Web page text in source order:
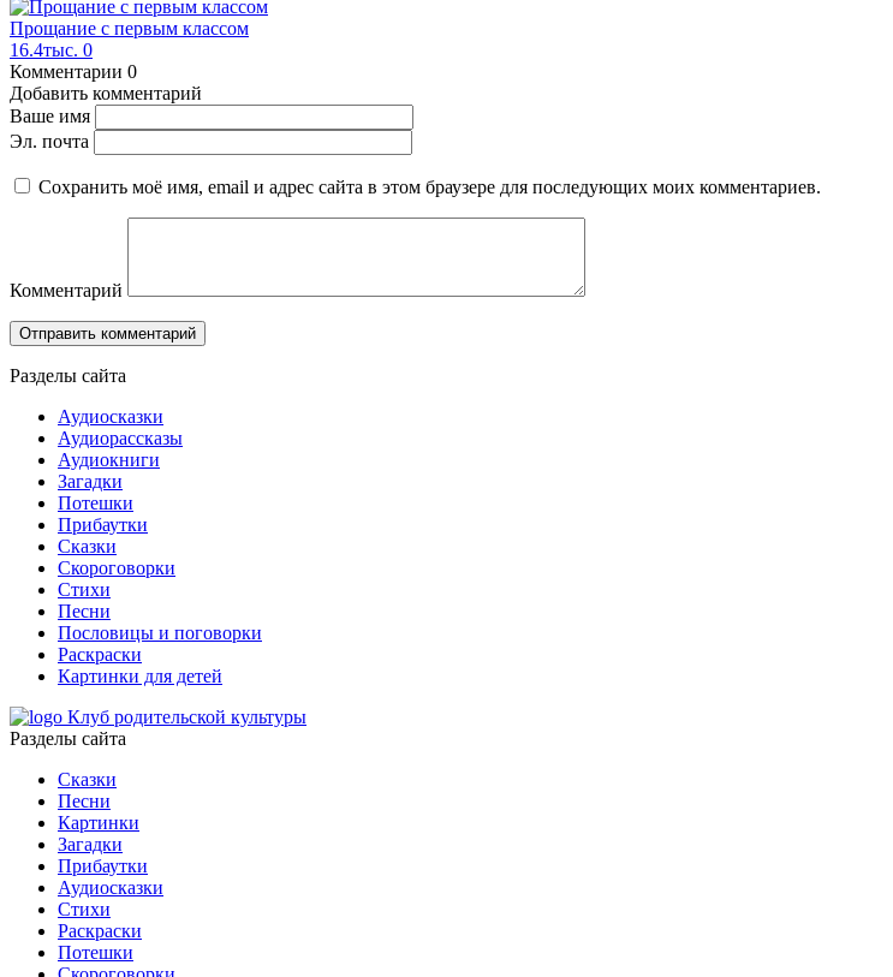
Прощание с первым классом
16.4тыс. 0
Комментарии 0
Добавить комментарий
Ваше имя
Эл. почта
Сохранить моё имя, email и адрес сайта в этом браузере для последующих моих комментариев.
Комментарий
Разделы сайта
Аудиосказки
Аудиорассказы
Аудиокниги
Загадки
Потешки
Прибаутки
Сказки
Скороговорки
Стихи
Песни
Пословицы и поговорки
Раскраски
Картинки для детей
Клуб родительской культуры
Разделы сайта
Сказки
Песни
Картинки
Загадки
Прибаутки
Аудиосказки
Стихи
Раскраски
Потешки